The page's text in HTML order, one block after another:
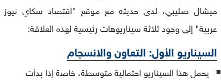
ميشال صليبي، لدى حديثه مع موقع "اقتصاد سكاي نيوز
عربية" إلى وجود ثلاثة سيناريوهات رئيسية لهذه العلاقة:
السيناريو الأول: التعاون والانسجام
يحمل هذا السيناريو احتمالية متوسطة، خاصة إذا بدأت